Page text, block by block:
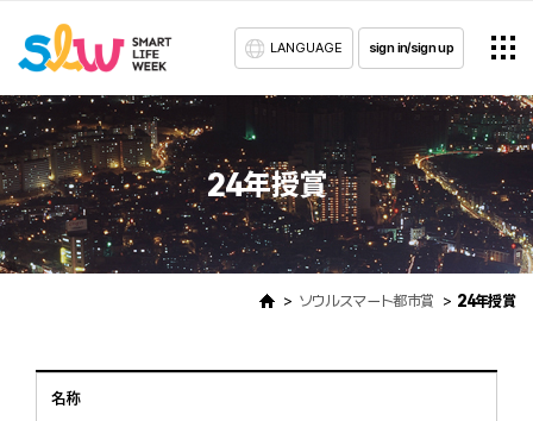
LANGUAGE sign in/sign up
24年授賞
ソウルスマート都市賞 24年授賞
名称